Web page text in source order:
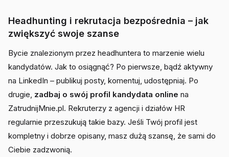
Headhunting i rekrutacja bezpośrednia – jak
zwiększyć swoje szanse
Bycie znalezionym przez headhuntera to marzenie wielu
kandydatów. Jak to osiągnąć? Po pierwsze, bądź aktywny
na LinkedIn – publikuj posty, komentuj, udostępniaj. Po
drugie, zadbaj o swój profil kandydata online na
ZatrudnijMnie.pl. Rekruterzy z agencji i działów HR
regularnie przeszukują takie bazy. Jeśli Twój profil jest
kompletny i dobrze opisany, masz dużą szansę, że sami do
Ciebie zadzwonią.